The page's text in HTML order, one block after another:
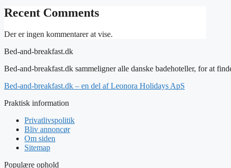
Recent Comments
Der er ingen kommentarer at vise.
Bed-and-breakfast.dk
Bed-and-breakfast.dk sammeligner alle danske badehoteller, for at
Bed-and-breakfast.dk – en del af Leonora Holidays ApS
Praktisk information
Privatlivspolitik
Bliv annoncør
Om siden
Sitemap
Populære ophold